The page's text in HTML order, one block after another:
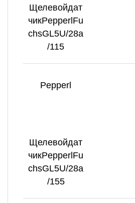
Щелевойдат
чикPepperlFu
chsGL5U/28a
/115
Pepperl
Щелевойдат
чикPepperlFu
chsGL5U/28a
/155